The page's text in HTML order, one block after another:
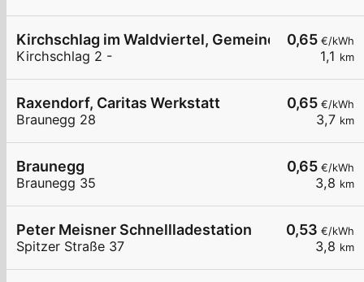
0,65 €/kWh
1,1 km
Kirchschlag im Waldviertel, Gemeindeamt
Kirchschlag 2 -
0,65 €/kWh
3,7 km
Raxendorf, Caritas Werkstatt
Braunegg 28
0,65 €/kWh
3,8 km
Braunegg
Braunegg 35
0,53 €/kWh
3,8 km
Peter Meisner Schnellladestation
Spitzer Straße 37